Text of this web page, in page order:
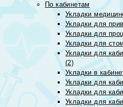
По кабинетам
Укладки
Укладки для
Укладки для
Укладки для
Укладки для
(2)
Укладки в
Укладки для
Укладки для
Укладки для